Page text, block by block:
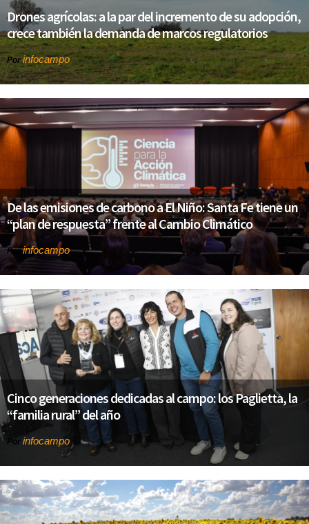
Drones agrícolas: a la par del incremento de su adopción,
crece también la demanda de marcos regulatorios
Porinfocampo
De las emisiones de carbono a El Niño: Santa Fe tiene un
“plan de respuesta” frente al Cambio Climático
Porinfocampo
Cinco generaciones dedicadas al campo: los Paglietta, la
“familia rural” del año
Por infocampo